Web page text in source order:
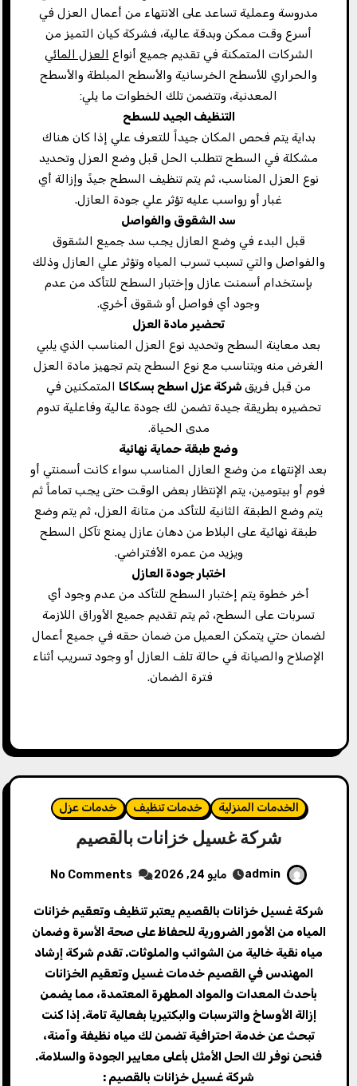
مدروسة وعملية تساعد على الانتهاء من أعمال العزل في
أسرع وقت ممكن وبدقة عالية، فشركة كيان التميز من
الشركات المتمكنة في تقديم جميع أنواع العزل المائي
والحراري للأسطح الخرسانية والأسطح المبلطة والأسطح
المعدنية، وتتضمن تلك الخطوات ما يلي:
التنظيف الجيد للسطح
بداية يتم فحص المكان جيداً للتعرف علي إذا كان هناك
مشكلة في السطح تتطلب الحل قبل وضع العزل وتحديد
نوع العزل المناسب، ثم يتم تنظيف السطح جيدً وإزالة أي
غبار أو رواسب عليه تؤثر علي جودة العازل.
سد الشقوق والفواصل
قبل البدء في وضع العازل يجب سد جميع الشقوق
والفواصل والتي تسبب تسرب المياه وتؤثر علي العازل وذلك
بإستخدام أسمنت عازل وإختبار السطح للتأكد من عدم
وجود أي فواصل أو شقوق أخري.
تحضير مادة العزل
بعد معاينة السطح وتحديد نوع العزل المناسب الذي يلبي
الغرض منه ويتناسب مع نوع السطح يتم تجهيز مادة العزل
من قبل فريق شركة عزل اسطح بسكاكا المتمكنين في
تحضيره بطريقة جيدة تضمن لك جودة عالية وفاعلية تدوم
مدى الحياة.
وضع طبقة حماية نهائية
بعد الإنتهاء من وضع العازل المناسب سواء كانت أسمنتي أو
فوم أو بيتومين، يتم الإنتظار بعض الوقت حتى يجب تماماً ثم
يتم وضع الطبقة الثانية للتأكد من متانة العزل، ثم يتم وضع
طبقة نهائية على البلاط من دهان عازل يمنع تآكل السطح
ويزيد من عمره الأفتراضي.
اختبار جودة العازل
أخر خطوة يتم إختبار السطح للتأكد من عدم وجود أي
تسربات على السطح، ثم يتم تقديم جميع الأوراق اللازمة
لضمان حتي يتمكن العميل من ضمان حقه في جميع أعمال
الإصلاح والصيانة في حالة تلف العازل أو وجود تسريب أثناء
فترة الضمان.
الخدمات المنزلية خدمات تنظيف خدمات عزل
شركة غسيل خزانات بالقصيم
admin مايو 24, 2026 No Comments
شركة غسيل خزانات بالقصيم يعتبر تنظيف وتعقيم خزانات
المياه من الأمور الضرورية للحفاظ على صحة الأسرة وضمان
مياه نقية خالية من الشوائب والملوثات. تقدم شركة إرشاد
المهندس في القصيم خدمات غسيل وتعقيم الخزانات
بأحدث المعدات والمواد المطهرة المعتمدة، مما يضمن
إزالة الأوساخ والترسبات والبكتيريا بفعالية تامة. إذا كنت
تبحث عن خدمة احترافية تضمن لك مياه نظيفة وآمنة،
فنحن نوفر لك الحل الأمثل بأعلى معايير الجودة والسلامة.
شركة غسيل خزانات بالقصيم :